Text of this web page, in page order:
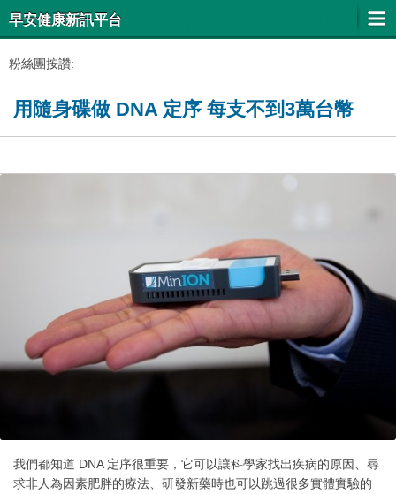
早安健康新訊平台
粉絲團按讚:
用隨身碟做 DNA 定序 每支不到3萬台幣
我們都知道 DNA 定序很重要，它可以讓科學家找出疾病的原因、尋
求非人為因素肥胖的療法、研發新藥時也可以跳過很多實體實驗的